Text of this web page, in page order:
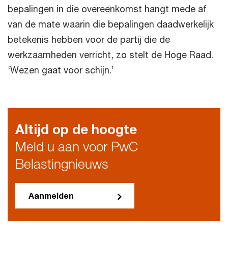
bepalingen in die overeenkomst hangt mede af
van de mate waarin die bepalingen daadwerkelijk
betekenis hebben voor de partij die de
werkzaamheden verricht, zo stelt de Hoge Raad.
‘Wezen gaat voor schijn.’
Altijd op de hoogte
Meld u aan voor PwC
Belastingnieuws
Aanmelden